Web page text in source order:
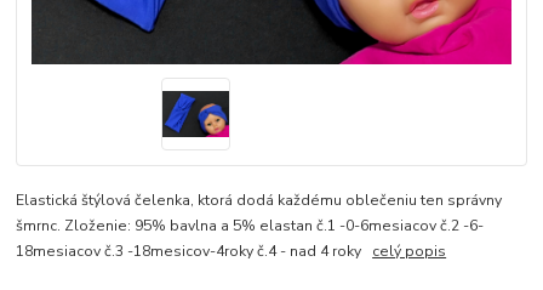
Elastická štýlová čelenka, ktorá dodá každému oblečeniu ten správny
šmrnc. Zloženie: 95% bavlna a 5% elastan č.1 -0-6mesiacov č.2 -6-
18mesiacov č.3 -18mesicov-4roky č.4 - nad 4 roky celý popis